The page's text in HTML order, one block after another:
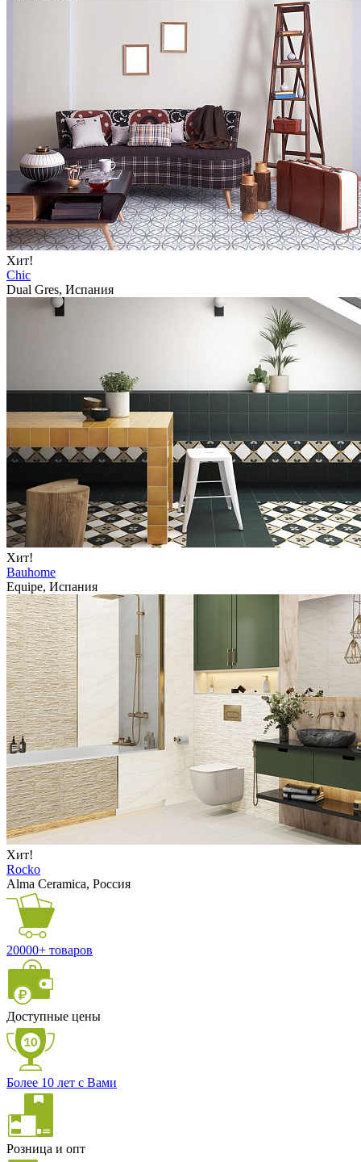
Хит!
Chic
Dual Gres, Испания
Хит!
Bauhome
Equipe, Испания
Хит!
Rocko
Alma Ceramica, Россия
20000+ товаров
Доступные цены
Более 10 лет с Вами
Розница и опт